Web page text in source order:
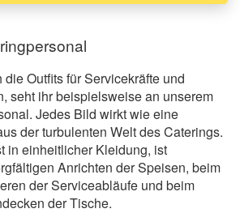
Outfits für Servicekräfte und
seht ihr beispielsweise an unserem
Jedes Bild wirkt wie eine
der turbulenten Welt des Caterings.
in einheitlicher Kleidung, ist
Anrichten der Speisen, beim
der Serviceabläufe und beim
der Tische.